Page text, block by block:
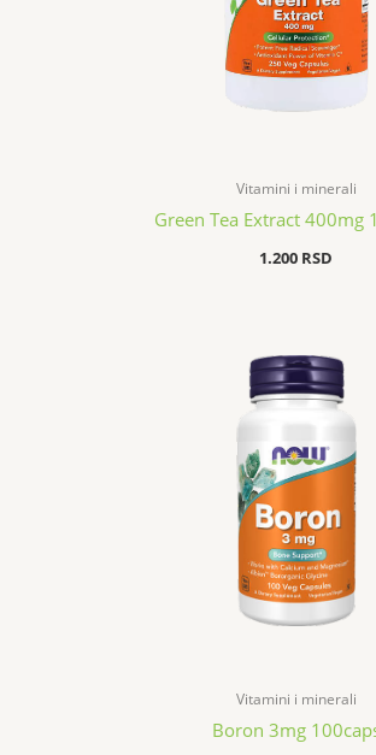
Vitamini i minerali
Green Tea Extract 400mg
1.200 RSD
Vitamini i minerali
Boron 3mg